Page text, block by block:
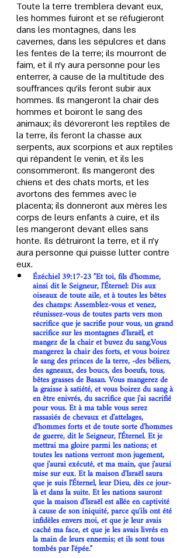
Toute la terre tremblera devant eux,
les hommes fuiront et se réfugieront
dans les montagnes, dans les
cavernes, dans les sépulcres et dans
les fentes de la terre; ils mourront de
faim, et il n'y aura personne pour les
enterrer, à cause de la multitude des
souffrances qu'ils feront subir aux
hommes. Ils mangeront la chair des
hommes et boiront le sang des
animaux; ils dévoreront les reptiles de
la terre, ils feront la chasse aux
serpents, aux scorpions et aux reptiles
qui répandent le venin, et ils les
consommeront. Ils mangeront des
chiens et des chats morts, et les
avortons des femmes avec le
placenta; ils donneront aux mères les
corps de leurs enfants à cuire, et ils
les mangeront devant elles sans
honte. Ils détruiront la terre, et il n'y
aura personne qui puisse lutter contre
eux.
Ézéchiel 39:17-23 "Et toi, fils d'homme,
ainsi dit le Seigneur, l'Éternel: Dis aux
oiseaux de toute aile, et à toutes les bêtes
des champs: Assemblez-vous et venez,
réunissez-vous de toutes parts vers mon
sacrifice que je sacrifie pour vous, un grand
sacrifice sur les montagnes d'Israël, et
mangez de la chair et buvez du sang.Vous
mangerez la chair des forts, et vous boirez
le sang des princes de la terre, -des béliers,
des agneaux, des boucs, des boeufs, tous,
bêtes grasses de Basan. Vous mangerez de
la graisse à satiété, et vous boirez du sang à
en être enivrés, du sacrifice que j'ai sacrifié
pour vous. Et à ma table vous serez
rassasiés de chevaux et d'attelages,
d'hommes forts et de toute sorte d'hommes
de guerre, dit le Seigneur, l'Éternel. Et je
mettrai ma gloire parmi les nations; et
toutes les nations verront mon jugement,
que j'aurai exécuté, et ma main, que j'aurai
mise sur eux. Et la maison d'Israël saura
que je suis l'Éternel, leur Dieu, dès ce jour-
là et dans la suite. Et les nations sauront
que la maison d'Israël est allée en captivité
à cause de son iniquité, parce qu'ils ont été
infidèles envers moi, et que je leur avais
caché ma face, et que je les avais livrés en
la main de leurs ennemis; et ils sont tous
tombés par l'épée."